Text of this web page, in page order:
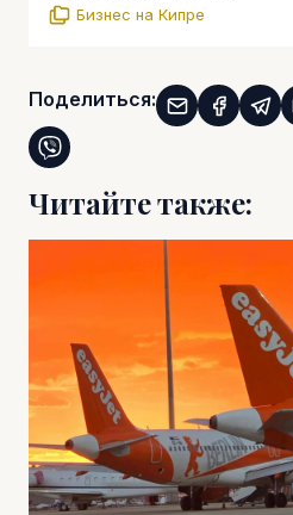
Бизнес на Кипре
Поделиться:
Читайте также: